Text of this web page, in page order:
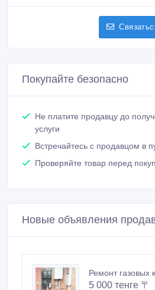
Покупайте безопасно
Не платите продавцу до
услуги
Встречайтесь с продавцом в
Проверяйте товар перед
Новые объявления
Ремонт газовых
5 000 тенге 〒